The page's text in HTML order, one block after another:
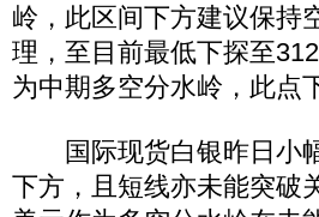
岭，此区间下方建议保持
理，至目前最低下探至
为中期多空分水岭，此点
国际现货白银昨日小幅
下方，且短线亦未能突破